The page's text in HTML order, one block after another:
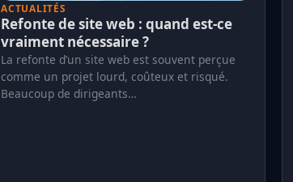
ACTUALITÉS
Refonte de site web : quand est-ce
vraiment nécessaire ?
La refonte d’un site web est souvent perçue
comme un projet lourd, coûteux et risqué.
Beaucoup de dirigeants…